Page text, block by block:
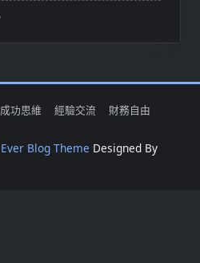
成功思維 經驗交流 財務自由
Blog Theme Designed By